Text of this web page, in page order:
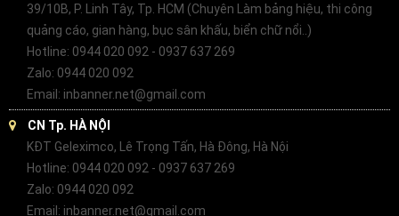
39/10B, P. Linh Tây, Tp. HCM (Chuyên Làm bảng hiệu, thi công
quảng cáo, gian hàng, bục sân khấu, biển chữ nổi..)
Hotline: 0944 020 092 - 0937 637 269
Zalo: 0944 020 092
Email: inbanner.net@gmail.com
CN Tp. HÀ NỘI
KĐT Geleximco, Lê Trọng Tấn, Hà Đông, Hà Nội
Hotline: 0944 020 092 - 0937 637 269
Zalo: 0944 020 092
Email: inbanner.net@gmail.com